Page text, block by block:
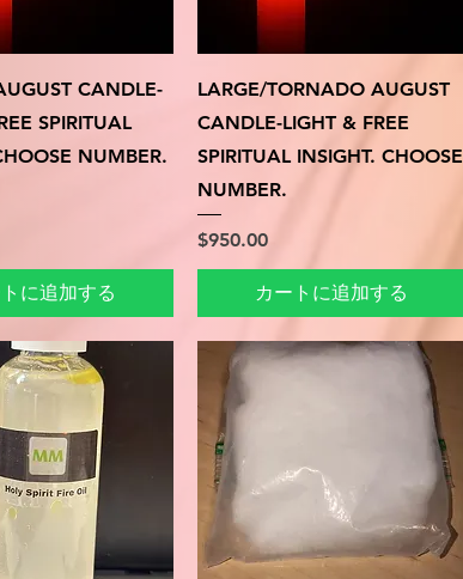
ックビューCANDLE-
SPIRITUAL
NUMBER.
に追加する
クイックビュー
LARGE/TORNADO AUGUST
CANDLE-LIGHT & FREE
SPIRITUAL INSIGHT. CHOOSE
NUMBER.
価格
$950.00
カートに追加する